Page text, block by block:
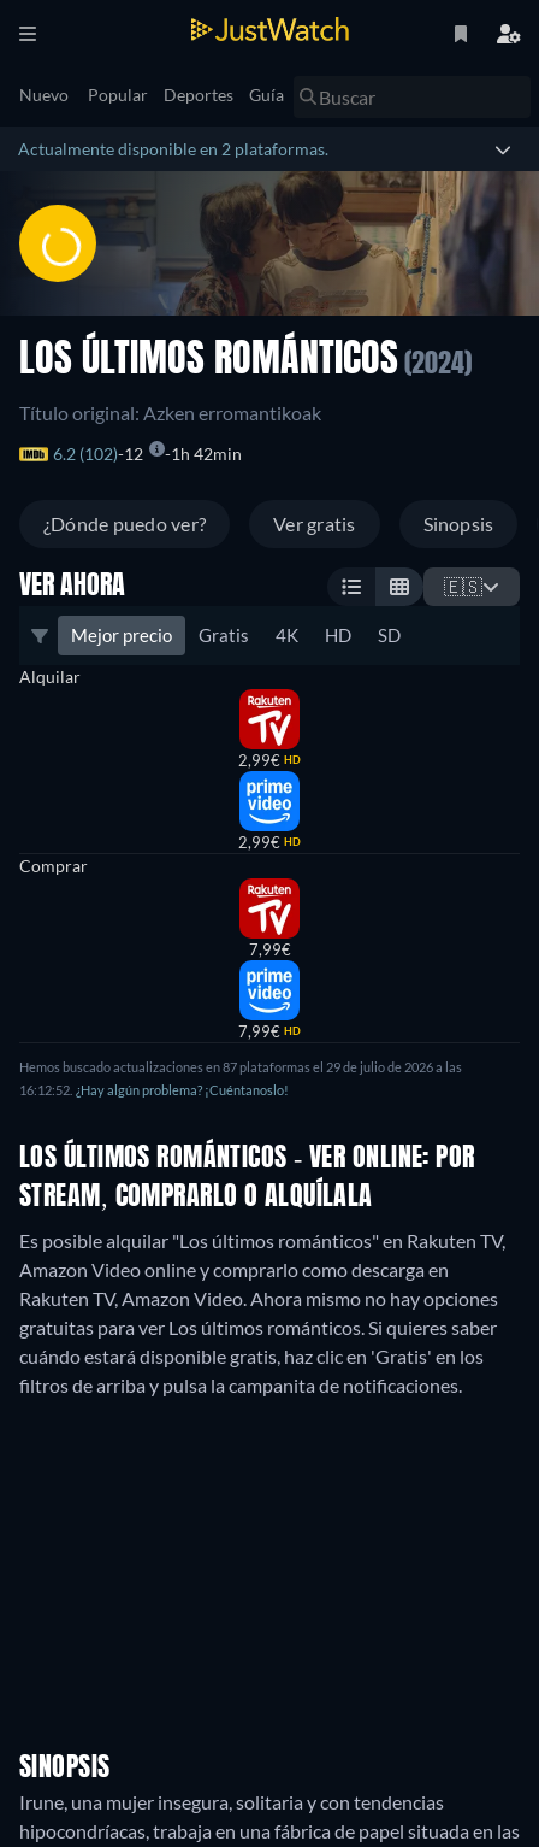
Nuevo Popular Deportes Guía
Actualmente disponible en 2 plataformas.
LOS ÚLTIMOS ROMÁNTICOS (2024)
Título original: Azken erromantikoak
6.2 (102) 12 1h 42min
¿Dónde puedo ver? Ver gratis Sinopsis
VER AHORA 🇪🇸
Mejor precio Gratis 4K HD SD
Alquilar
2,99€ HD
2,99€ HD
Comprar
7,99€
7,99€ HD
Hemos buscado actualizaciones en87plataformas el 29 de julio de 2026a las
16:12:52 ¿Hay algún problema? ¡Cuéntanoslo!
LOS ÚLTIMOS ROMÁNTICOS - VER ONLINE: POR
STREAM, COMPRARLO O ALQUÍLALA
Es posible alquilar "Los últimos románticos" en Rakuten TV,
Amazon Video online y comprarlo como descarga en
Rakuten TV, Amazon Video.Ahora mismo no hay opciones
gratuitas para ver Los últimos románticos. Si quieres saber
cuándo estará disponible gratis, haz clic en 'Gratis' en los
filtros de arriba y pulsa la campanita de notificaciones.
SINOPSIS
Irune, una mujer insegura, solitaria y con tendencias
hipocondríacas, trabaja en una fábrica de papel situada en las